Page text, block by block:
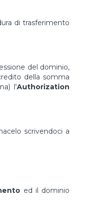
di trasferimento
del dominio,
della somma
l'Authorization
scrivendoci a
ed il dominio